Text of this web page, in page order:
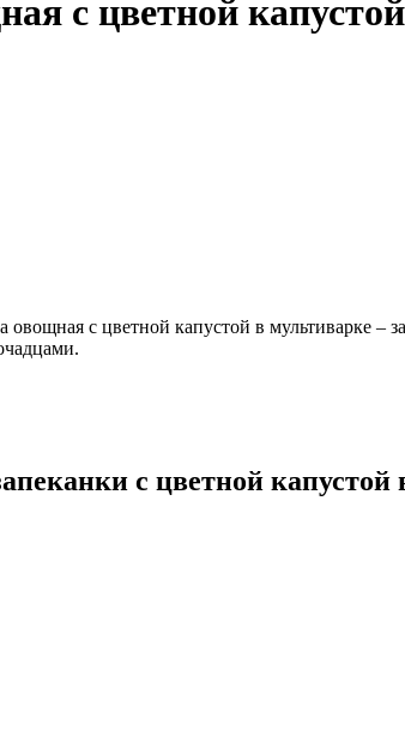
с цветной
овощная с цветной капустой в мультиварке –
с цветной капустой